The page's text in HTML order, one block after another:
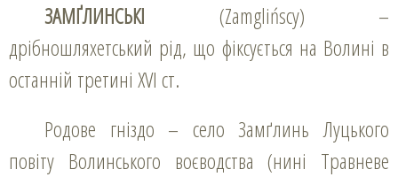
ЗАМҐЛИНСЬКІ (Zamglińscy) –
дрібношляхетський рід, що фіксується на Волині в
останній третині XVI ст.
Родове гніздо – село Замґлинь Луцького
повіту Волинського воєводства (нині Травневе